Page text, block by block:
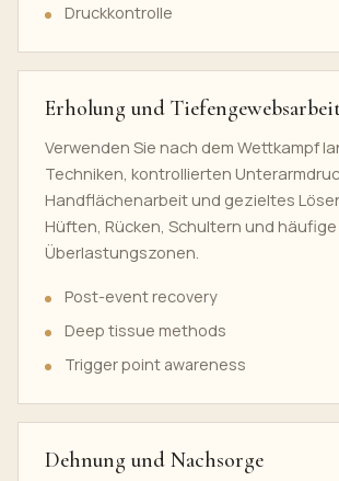
Druckkontrolle
Erholung und
Verwenden Sie nach dem Wettkampf
Techniken, kontrollierten
Handflächenarbeit und gezieltes
Hüften, Rücken, Schultern und häufige
Überlastungszonen.
Post-event recovery
Deep tissue methods
Trigger point awareness
Dehnung und Nachsorge